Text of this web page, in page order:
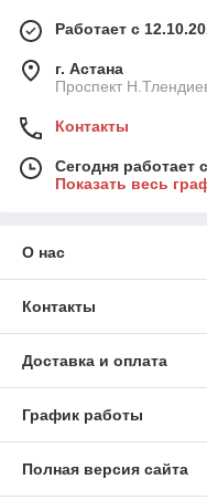
Работает с
г. Астана
Проспект
Контакты
Сегодня работает
Показать весь
О нас
Контакты
Доставка и оплата
График работы
Полная версия сайта